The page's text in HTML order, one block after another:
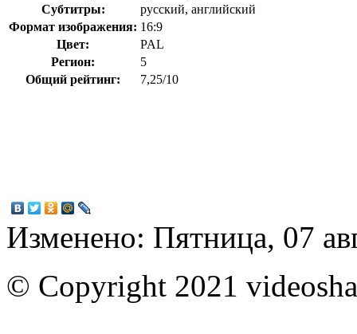
Субтитры:
русский, английский
Формат изображения: 16:9
Цвет:
PAL
Регион:
5
Общий рейтинг:
7,25/10
Изменено: Пятница, 07
© Copyright 2021